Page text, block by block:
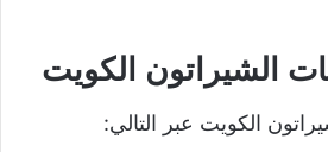
الشيراتون الكويت
الكويت عبر التالي: